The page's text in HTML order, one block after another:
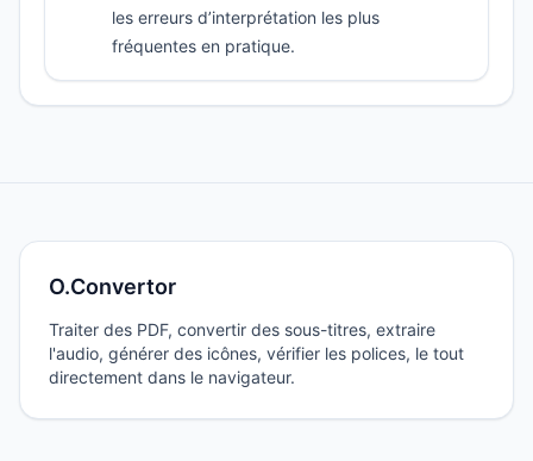
les erreurs d’interprétation les plus
fréquentes en pratique.
O.Convertor
Traiter des PDF, convertir des sous-titres, extraire
l'audio, générer des icônes, vérifier les polices, le tout
directement dans le navigateur.